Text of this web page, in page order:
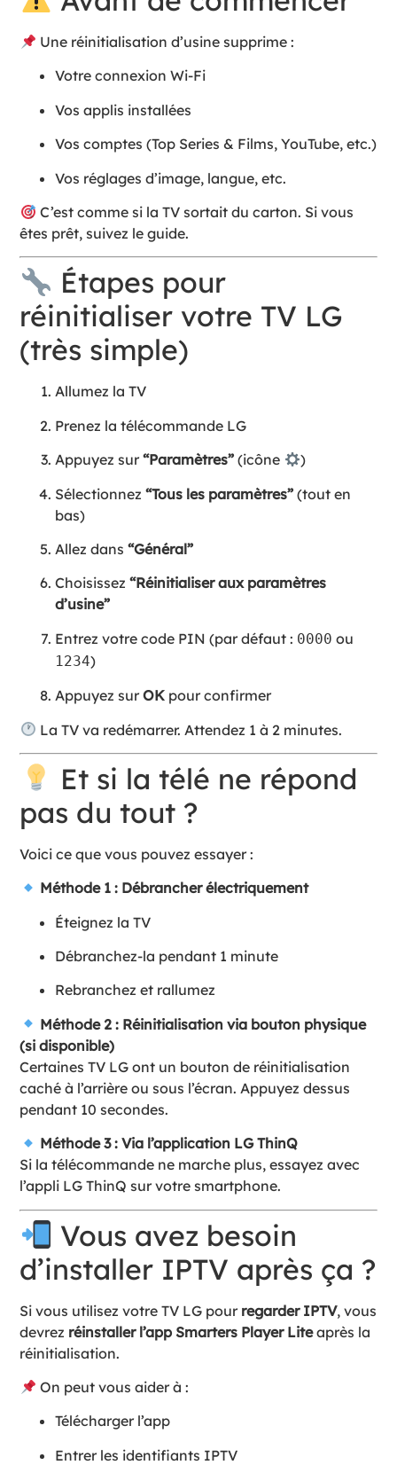
Une réinitialisation d’usine supprime :
Votre connexion Wi-Fi
Vos applis installées
Vos comptes (Top Series & Films, YouTube, etc.)
Vos réglages d’image, langue, etc.
C’est comme si la TV sortait du carton. Si vous
êtes prêt, suivez le guide.
Étapes pour
réinitialiser votre TV LG
(très simple)
Allumez la TV
Prenez la télécommande LG
Appuyez sur“Paramètres” (icône
)
Sélectionnez“Tous les paramètres” (tout en
bas)
Allez dans“Général”
Choisissez“Réinitialiser aux paramètres
d’usine”
Entrez votre code PIN (par défaut : 0000 ou
1234)
Appuyez surOK pour confirmer
La TV va redémarrer. Attendez 1 à 2 minutes.
Et si la télé ne répond
pas du tout ?
Voici ce que vous pouvez essayer :
Méthode 1 : Débrancher électriquement
Éteignez la TV
Débranchez-la pendant 1 minute
Rebranchez et rallumez
Méthode 2 : Réinitialisation via bouton physique
(si disponible)
Certaines TV LG ont un bouton de réinitialisation
caché à l’arrière ou sous l’écran. Appuyez dessus
pendant 10 secondes.
Méthode 3 : Via l’application LG ThinQ
Si la télécommande ne marche plus, essayez avec
l’appli LG ThinQ sur votre smartphone.
Vous avez besoin
d’installer IPTV après ça ?
Si vous utilisez votre TV LG pour regarder IPTV, vous
devrez réinstaller l’app Smarters Player Liteaprès la
réinitialisation.
On peut vous aider à :
Télécharger l’app
Entrer les identifiants IPTV